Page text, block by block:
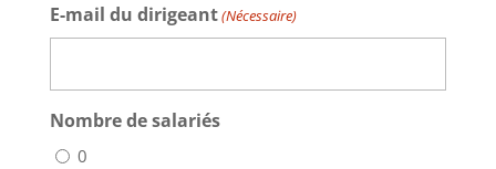
E-mail du dirigeant(Nécessaire)
Nombre de salariés
0